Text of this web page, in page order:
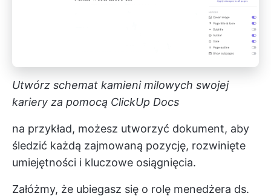
Utwórz schemat kamieni milowych swojej
kariery za pomocą ClickUp Docs
na przykład, możesz utworzyć dokument, aby
śledzić każdą zajmowaną pozycję, rozwinięte
umiejętności i kluczowe osiągnięcia.
Załóżmy, że ubiegasz się o rolę menedżera ds.